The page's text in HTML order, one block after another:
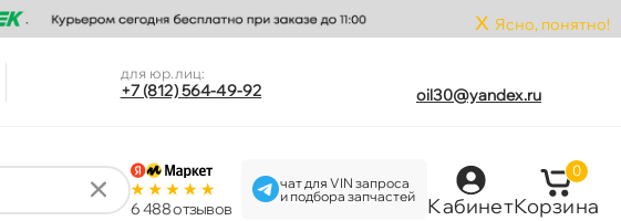
x Ясно, понятно!
для юр.лиц:
+7 (812) 564-49-92 oil30@yandex.ru
6 488 отзыво
чат для VIN запроса
и подбора запчастей
Кабинет
0
Корзина